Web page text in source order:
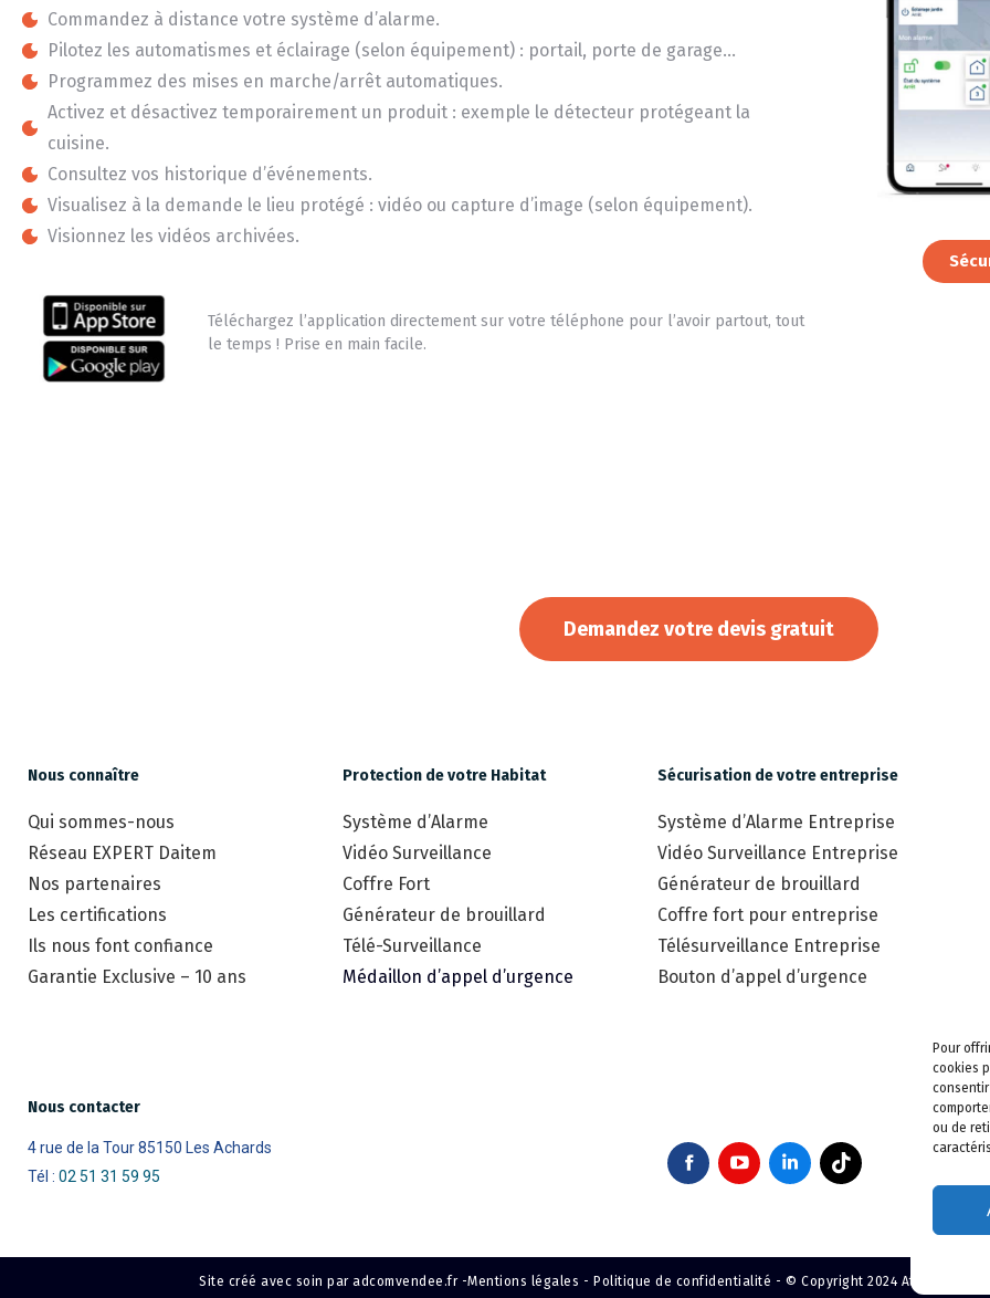
Pour
cookies
ou de
Commandez à distance votre système d’alarme.
Pilotez les automatismes et éclairage (selon équipement) : portail, porte de garage…
Programmez des mises en marche/arrêt automatiques.
Activez et désactivez temporairement un produit : exemple le détecteur protégeant la
cuisine.
Consultez vos historique d’événements.
Visualisez à la demande le lieu protégé : vidéo ou capture d’image (selon équipement).
Visionnez les vidéos archivées.
Téléchargez l’application directement sur votre téléphone pour l’avoir partout, tout
le temps ! Prise en main facile.
Demandez votre devis gratuit
Nous connaître
Qui sommes-nous
Réseau EXPERT Daitem
Nos partenaires
Les certifications
Ils nous font confiance
Garantie Exclusive – 10 ans
Protection de votre Habitat
Système d’Alarme
Vidéo Surveillance
Coffre Fort
Générateur de brouillard
Télé-Surveillance
Médaillon d’appel d’urgence
Sécurisation de votre entreprise
Système d’Alarme Entreprise
Vidéo Surveillance Entreprise
Générateur de brouillard
Coffre fort pour entreprise
Télésurveillance Entreprise
Bouton d’appel d’urgence
Nous contacter
4 rue de la Tour 85150 Les Achards
Tél : 02 51 31 59 95
Site créé avec soin par adcomvendee.fr -Mentions légales - Politique de confidentialité - © Copyright 2024 Atlantic